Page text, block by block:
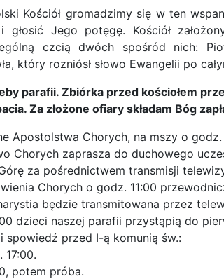
Kościół gromadzimy się w ten
głosić Jego potęgę. Kościół
czcią dwóch spośród nich:
który rozniósł słowo Ewangelii po
parafii. Zbiórka przed kościołem
Za złożone ofiary składam Bóg
Apostolstwa Chorych, na mszy o
Chorych zaprasza do duchowego
za pośrednictwem transmisji
Chorych o godz. 11:00
będzie transmitowana przez
dzieci naszej parafii przystąpią do
spowiedź przed I-ą komunią św.:
potem próba.